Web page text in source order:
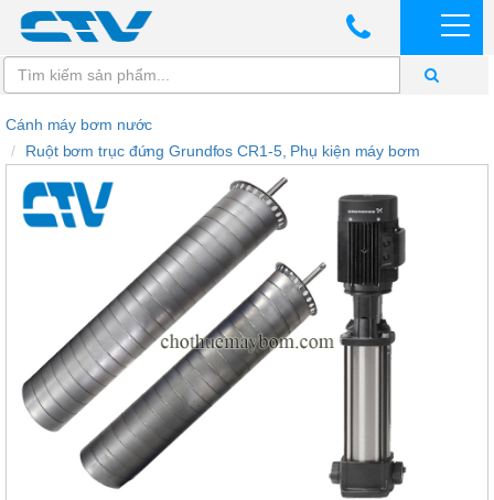
Cánh máy bơm nước
Ruột bơm trục đứng Grundfos CR1-5, Phụ kiện máy bơm